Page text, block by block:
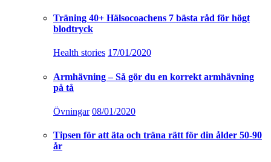
Träning 40+ Hälsocoachens 7 bästa råd för högt
blodtryck
Health stories 17/01/2020
Armhävning – Så gör du en korrekt armhävning
på tå
Övningar 08/01/2020
Tipsen för att äta och träna rätt för din ålder 50-90
år